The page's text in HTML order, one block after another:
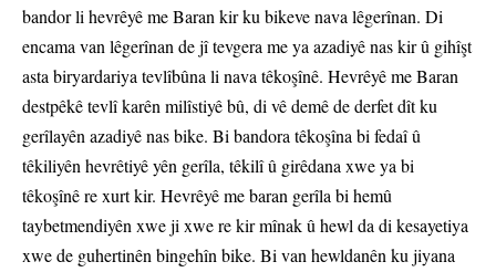
bandor li hevrêyê me Baran kir ku bikeve nava lêgerînan. Di
encama van lêgerînan de jî tevgera me ya azadiyê nas kir û gihîşt
asta biryardariya tevlîbûna li nava têkoşînê. Hevrêyê me Baran
destpêkê tevlî karên milîstiyê bû, di vê demê de derfet dît ku
gerîlayên azadiyê nas bike. Bi bandora têkoşîna bi fedaî û
têkiliyên hevrêtiyê yên gerîla, têkilî û girêdana xwe ya bi
têkoşînê re xurt kir. Hevrêyê me baran gerîla bi hemû
taybetmendiyên xwe ji xwe re kir mînak û hewl da di kesayetiya
xwe de guhertinên bingehîn bike. Bi van hewldanên ku jiyana